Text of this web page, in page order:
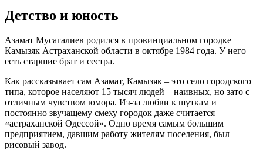
Детство и юность
Азамат Мусагалиев родился в провинциальном городке
Камызяк Астраханской области в октябре 1984 года. У него
есть старшие брат и сестра.
Как рассказывает сам Азамат, Камызяк – это село городского
типа, которое населяют 15 тысяч людей – наивных, но зато с
отличным чувством юмора. Из-за любви к шуткам и
постоянно звучащему смеху городок даже считается
«астраханской Одессой». Одно время самым большим
предприятием, давшим работу жителям поселения, был
рисовый завод.